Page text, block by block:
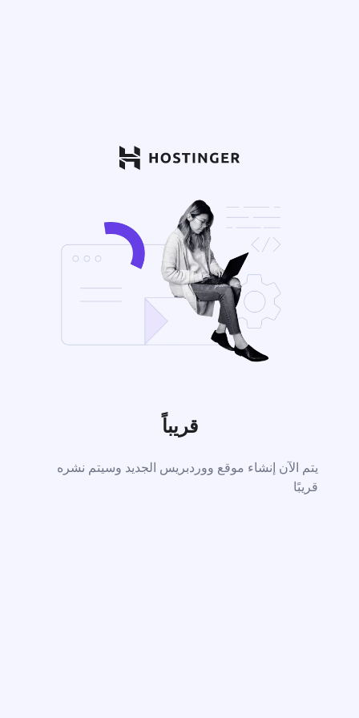
قريباً
يتم الآن إنشاء موقع ووردبريس الجديد وسيتم نشره
قريبًا